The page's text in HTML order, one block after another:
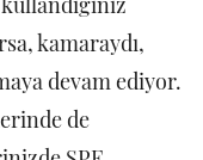
kamaraydı,
devam ediyor.
de